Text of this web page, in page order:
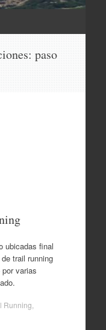
paso
ubicadas final
trail running
varias
Running